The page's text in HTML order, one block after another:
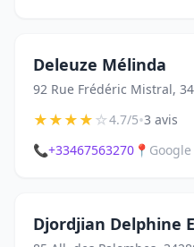
Deleuze Mélinda
92 Rue Frédéric Mistral,
★★★★☆4.7/5•3 avis
📞+33467563270 📍
Djordjian Delphine